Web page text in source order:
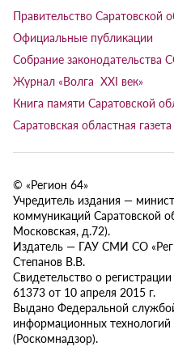
Правительство Саратовской
Официальные публикации
Собрание законодательства
Журнал «Волга XXI век»
Книга памяти Саратовской
Саратовская областная газета
© «Регион 64»
Учредитель издания —
коммуникаций Саратовской
Московская, д.72).
Издатель — ГАУ СМИ СО
Степанов В.В.
Свидетельство о
61373 от 10 апреля 2015 г.
Выдано Федеральной
информационных
(Роскомнадзор).